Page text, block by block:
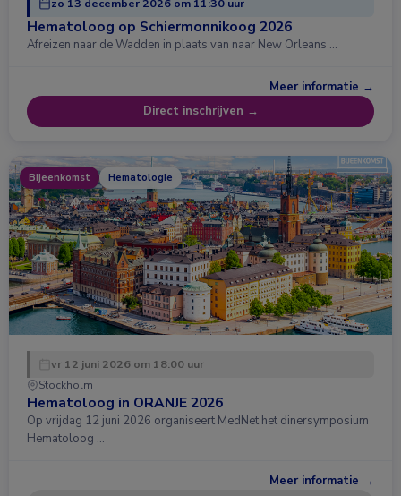
zo 13 december 2026 om 11:30 uur
Hematoloog op Schiermonnikoog 2026
Afreizen naar de Wadden in plaats van naar New Orleans …
Meer informatie →
Direct inschrijven →
Bijeenkomst Hematologie
vr 12 juni 2026 om 18:00 uur
Stockholm
Hematoloog in ORANJE 2026
Op vrijdag 12 juni 2026 organiseert MedNet het dinersymposium
Hematoloog …
Meer informatie →